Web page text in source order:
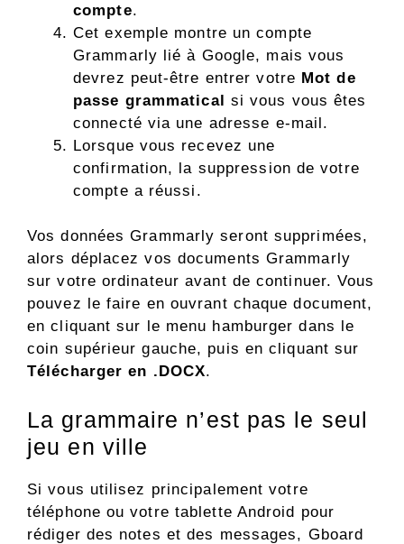
compte.
Cet exemple montre un compte
Grammarly lié à Google, mais vous
devrez peut-être entrer votre Mot de
passe grammatical si vous vous êtes
connecté via une adresse e-mail.
Lorsque vous recevez une
confirmation, la suppression de votre
compte a réussi.
Vos données Grammarly seront supprimées,
alors déplacez vos documents Grammarly
sur votre ordinateur avant de continuer. Vous
pouvez le faire en ouvrant chaque document,
en cliquant sur le menu hamburger dans le
coin supérieur gauche, puis en cliquant sur
Télécharger en .DOCX.
La grammaire n’est pas le seul
jeu en ville
Si vous utilisez principalement votre
téléphone ou votre tablette Android pour
rédiger des notes et des messages, Gboard